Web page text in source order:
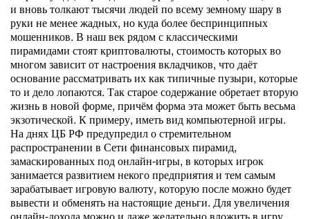
и вновь толкают тысячи людей по всему земному шару в
руки не менее жадных, но куда более беспринципных
мошенников. В наш век рядом с классическими
пирамидами стоят криптовалюты, стоимость которых во
многом зависит от настроения вкладчиков, что даёт
основание рассматривать их как типичные пузыри, которые
то и дело лопаются. Так старое содержание обретает вторую
жизнь в новой форме, причём форма эта может быть весьма
экзотической. К примеру, иметь вид компьютерной игры.
На днях ЦБ РФ предупредил о стремительном
распространении в Сети финансовых пирамид,
замаскированных под онлайн-игры, в которых игрок
занимается развитием некого предприятия и тем самым
зарабатывает игровую валюту, которую после можно будет
вывести и обменять на настоящие деньги. Для увеличения